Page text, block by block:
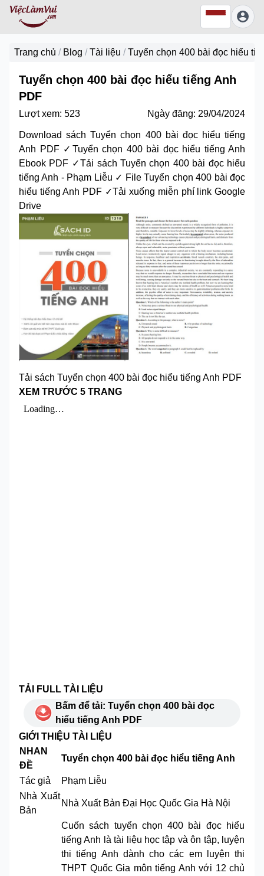
Trang chủ / Blog / Tài liệu / Tuyển chọn 400 bài đọc hiểu
Tuyển chọn 400 bài đọc hiểu tiếng Anh
PDF
Lượt xem: 523 Ngày đăng: 29/04/2024
Download sách Tuyển chọn 400 bài đọc hiểu tiếng
Anh PDF ✓Tuyển chọn 400 bài đọc hiểu tiếng Anh
Ebook PDF ✓Tải sách Tuyển chọn 400 bài đọc hiểu
tiếng Anh - Phạm Liễu ✓ File Tuyển chọn 400 bài đọc
hiểu tiếng Anh PDF ✓Tải xuống miễn phí link Google
Drive
Tải sách Tuyển chọn 400 bài đọc hiểu tiếng Anh PDF
XEM TRƯỚC 5 TRANG
TẢI FULL TÀI LIỆU
Bấm để tải: Tuyển chọn 400 bài đọc
hiểu tiếng Anh PDF
GIỚI THIỆU TÀI LIỆU
NHAN
ĐỀ
Tuyển chọn 400 bài đọc hiểu tiếng Anh
Tác giả
Phạm Liễu
Nhà Xuất
Bản
Nhà Xuất Bản Đại Học Quốc Gia Hà Nội
Cuốn sách tuyển chọn 400 bài đọc hiểu
tiếng Anh là tài liệu học tập và ôn tập, luyện
thi tiếng Anh dành cho các em luyện thi
THPT Quốc Gia môn tiếng Anh với 12 chủ